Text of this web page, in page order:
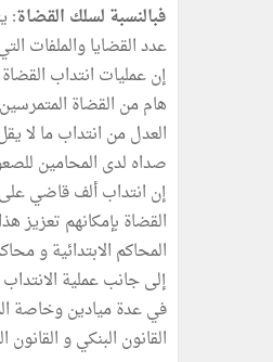
فبالنسبة لسلك القضاة:
عدد القضايا والملفات
إن عمليات انتداب
هام من القضاة
العدل من انتداب ما لا
صداه لدى المحامين
إن انتداب ألف قاضي
القضاة بإمكانهم
المحاكم الابتدائية و
إلى جانب عملية
في عدة ميادين وخاصة
القانون البنكي و القانون